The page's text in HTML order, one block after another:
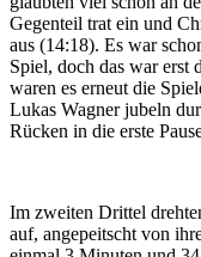
Gegenteil trat ein und
aus (14:18). Es war
Spiel, doch das war erst
waren es erneut die
Lukas Wagner jubeln
Rücken in die erste
Im zweiten Drittel
auf, angepeitscht von